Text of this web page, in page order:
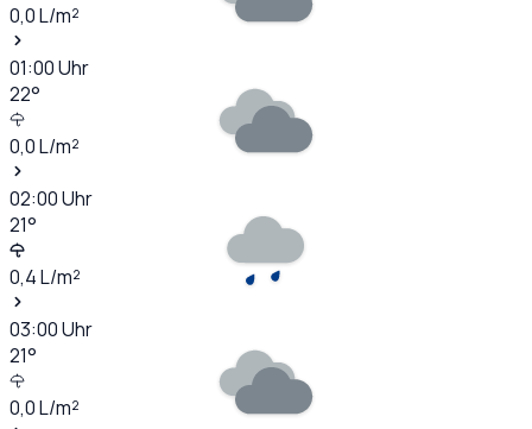
0,0L/m²
01:00Uhr
22°
0,0L/m²
02:00Uhr
21°
0,4L/m²
03:00Uhr
21°
0,0L/m²